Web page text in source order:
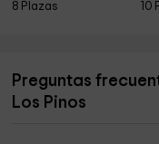
8 Plazas
10
Preguntas
Los Pinos